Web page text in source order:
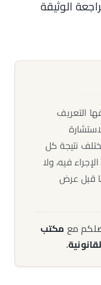
الوثيقة
التعريف
نتيجة كل
فيه، ولا
قبل عرض
مع مكتب
.